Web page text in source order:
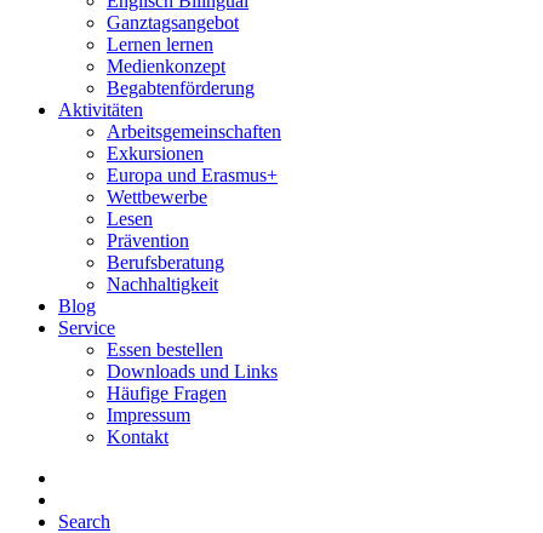
Ganztagsangebot
Lernen lernen
Medienkonzept
Begabtenförderung
Aktivitäten
Arbeitsgemeinschaften
Exkursionen
Europa und Erasmus+
Wettbewerbe
Lesen
Prävention
Berufsberatung
Nachhaltigkeit
Blog
Service
Essen bestellen
Downloads und Links
Häufige Fragen
Impressum
Kontakt
Search